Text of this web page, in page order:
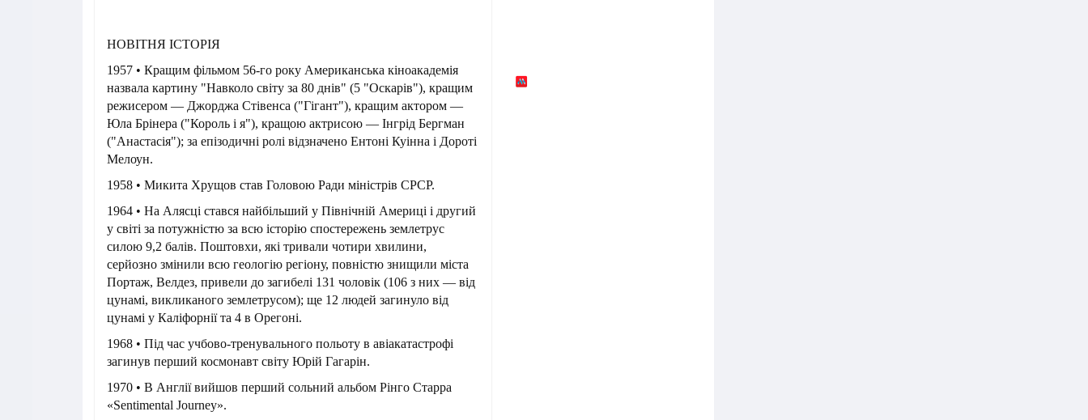
НОВІТНЯ ІСТОРІЯ
1957 • Кращим фільмом 56-го року Американська кіноакадемія
назвала картину "Навколо світу за 80 днів" (5 "Оскарів"), кращим
режисером — Джорджа Стівенса ("Гігант"), кращим актором —
Юла Брінера ("Король і я"), кращою актрисою — Інгрід Бергман
("Анастасія"); за епізодичні ролі відзначено Ентоні Куінна і Дороті
Мелоун.
1958 • Микита Хрущов став Головою Ради міністрів СРСР.
1964 • На Алясці стався найбільший у Північній Америці і другий
у світі за потужністю за всю історію спостережень землетрус
силою 9,2 балів. Поштовхи, які тривали чотири хвилини,
серйозно змінили всю геологію регіону, повністю знищили міста
Портаж, Велдез, привели до загибелі 131 чоловік (106 з них — від
цунамі, викликаного землетрусом); ще 12 людей загинуло від
цунамі у Каліфорнії та 4 в Орегоні.
1968 • Під час учбово-тренувального польоту в авіакатастрофі
загинув перший космонавт світу Юрій Гагарін.
1970 • В Англії вийшов перший сольний альбом Рінго Старра
«Sentimental Journey».